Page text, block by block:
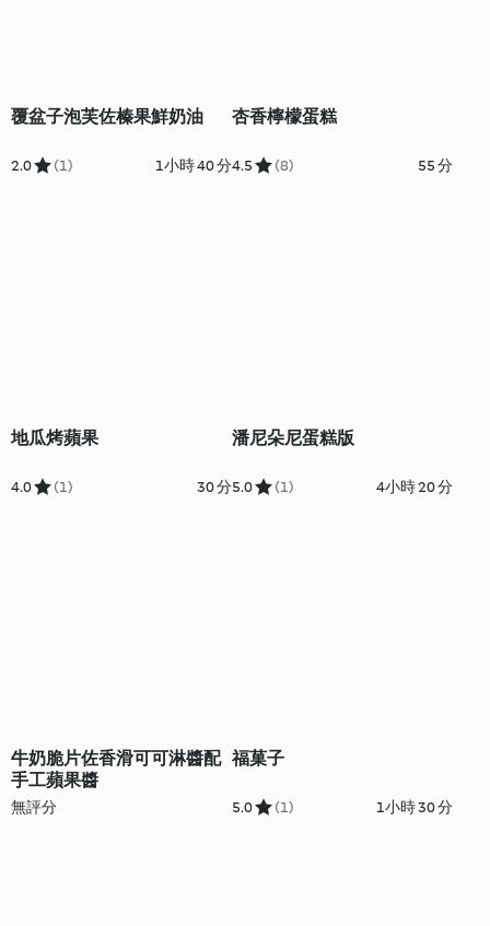
覆盆子泡芙佐榛果鮮奶油
2.0 (1) 1小時 40 分
杏香檸檬蛋糕
4.5 (8) 55 分
地瓜烤蘋果
4.0 (1) 30 分
潘尼朵尼蛋糕版
5.0 (1) 4小時 20 分
牛奶脆片佐香滑可可淋醬配
手工蘋果醬
無評分
福菓子
5.0 (1) 1小時 30 分